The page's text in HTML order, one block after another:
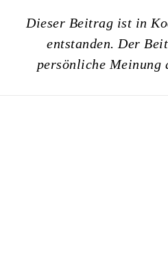
Dieser Beitrag ist in
entstanden. Der
persönliche Meinung